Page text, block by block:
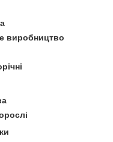
виробництво